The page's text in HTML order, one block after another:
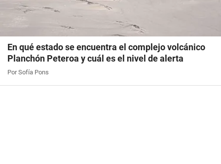
En qué estado se encuentra el complejo volcánico
Planchón Peteroa y cuál es el nivel de alerta
Por Sofía Pons